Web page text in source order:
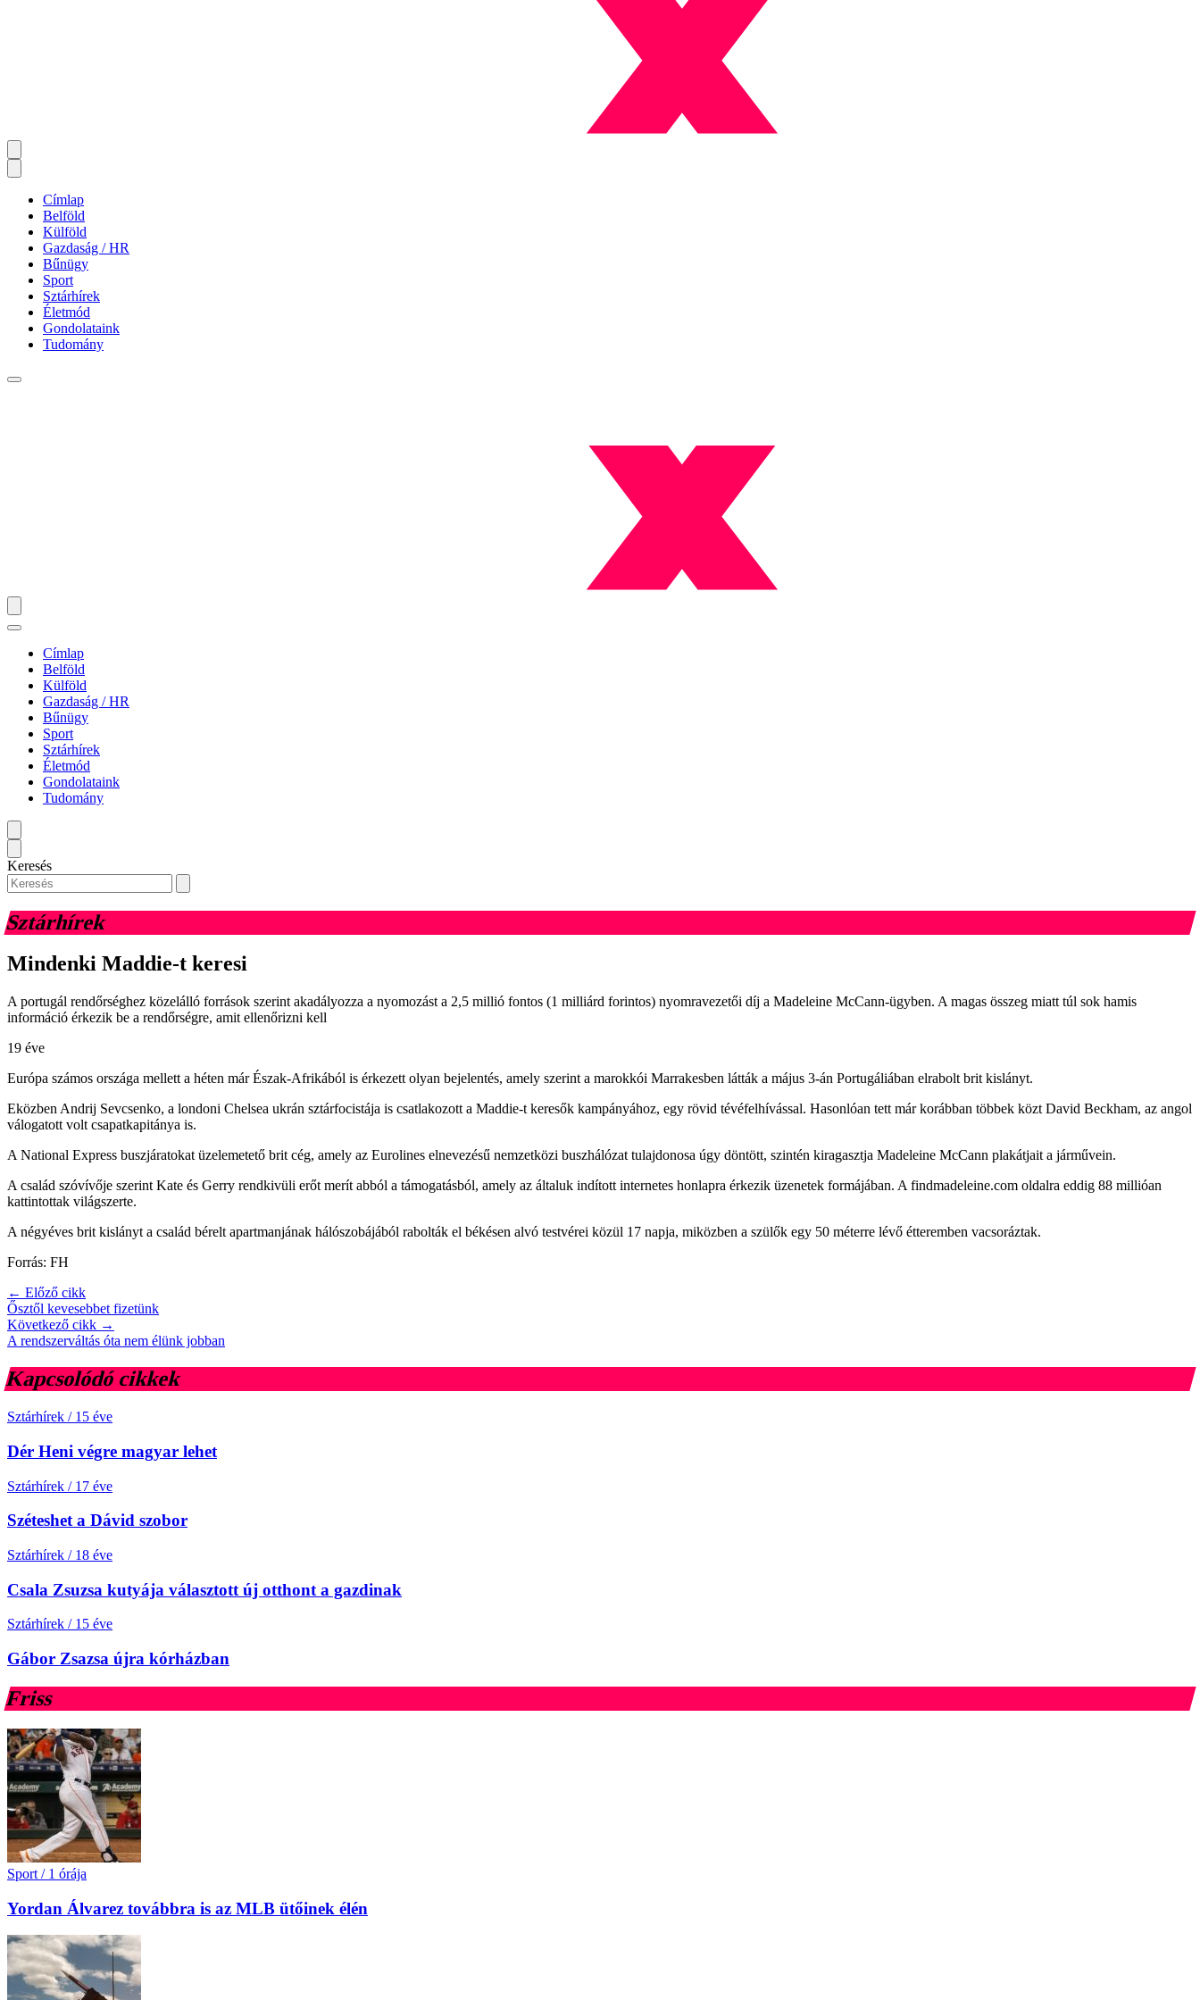
Címlap
Belföld
Külföld
Gazdaság / HR
Bűnügy
Sport
Sztárhírek
Életmód
Gondolataink
Tudomány
Címlap
Belföld
Külföld
Gazdaság / HR
Bűnügy
Sport
Sztárhírek
Életmód
Gondolataink
Tudomány
Keresés
Sztárhírek
Mindenki Maddie-t keresi
A portugál rendőrséghez közelálló források szerint akadályozza a nyomozást a 2,5 millió fontos (1 milliárd forintos) nyomravezetői díj a Madeleine McCann-ügyben. A magas összeg miatt túl sok hamis
információ érkezik be a rendőrségre, amit ellenőrizni kell
19 éve
Európa számos országa mellett a héten már Észak-Afrikából is érkezett olyan bejelentés, amely szerint a marokkói Marrakesben látták a május 3-án Portugáliában elrabolt brit kislányt.
Eközben Andrij Sevcsenko, a londoni Chelsea ukrán sztárfocistája is csatlakozott a Maddie-t keresők kampányához, egy rövid tévéfelhívással. Hasonlóan tett már korábban többek közt David Beckham, az angol
válogatott volt csapatkapitánya is.
A National Express buszjáratokat üzelemetető brit cég, amely az Eurolines elnevezésű nemzetközi buszhálózat tulajdonosa úgy döntött, szintén kiragasztja Madeleine McCann plakátjait a járművein.
A család szóvívője szerint Kate és Gerry rendkivüli erőt merít abból a támogatásból, amely az általuk indított internetes honlapra érkezik üzenetek formájában. A findmadeleine.com oldalra eddig 88 millióan
kattintottak világszerte.
A négyéves brit kislányt a család bérelt apartmanjának hálószobájából rabolták el békésen alvó testvérei közül 17 napja, miközben a szülők egy 50 méterre lévő étteremben vacsoráztak.
Forrás: FH
← Előző cikk
Ősztől kevesebbet fizetünk
Következő cikk →
A rendszerváltás óta nem élünk jobban
Kapcsolódó cikkek
Sztárhírek / 15 éve
Dér Heni végre magyar lehet
Sztárhírek / 17 éve
Széteshet a Dávid szobor
Sztárhírek / 18 éve
Csala Zsuzsa kutyája választott új otthont a gazdinak
Sztárhírek / 15 éve
Gábor Zsazsa újra kórházban
Friss
Sport / 1 órája
Yordan Álvarez továbbra is az MLB ütőinek élén